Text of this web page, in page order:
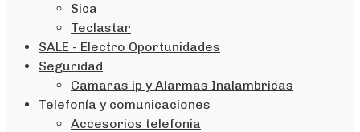
Sica
Teclastar
SALE - Electro Oportunidades
Seguridad
Camaras ip y Alarmas Inalambricas
Telefonía y comunicaciones
Accesorios telefonia